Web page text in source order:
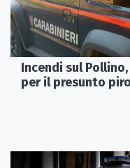
Incendi sul
per il presunto